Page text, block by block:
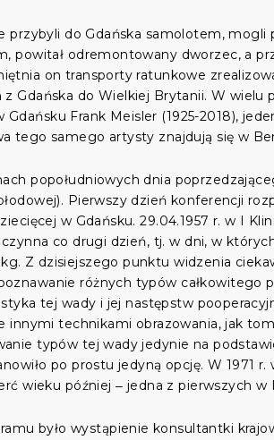
przybyli do Gdańska samolotem,
powitał odremontowany dworzec, a
on transporty ratunkowe
z Gdańska do Wielkiej Brytanii. W
Frank Meisler (1925-2018),
tego samego artysty znajdują się w
popołudniowych dnia
Pierwszy dzień konferencji
w Gdańsku. 29.04.1957 r. w I
co drugi dzień, tj. w dni, w
Z dzisiejszego punktu widzenia
różnych typów
tej wady i jej następstw
innymi technikami obrazowania, jak
typów tej wady jedynie na
po prostu jedyną opcję. W 1971
wieku później ‒ jedna z pierwszych
było wystąpienie konsultantki